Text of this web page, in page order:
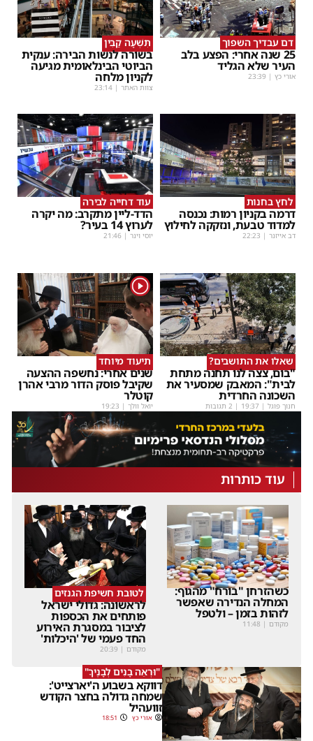
דם עבדיך השפוך
25 שנה אחרי: הפצע בלב
העיר שלא הגליד
אורי כץ |
23:39
תִּשְׁעָה קַבִּין
בשורה לנשות הבירה: ענקית
הביוטי הבינלאומית מגיעה
לקניון מלחה
צוות האתר |
23:14
לחץ בחנות
דרמה בקניון רמות: נכנסה
למדוד טבעת, ונזקקה לחילוץ
דב אייזנר |
22:23
עוד דחייה לבירה
הדד-ליין מתקרב: מה יקרה
לערוץ 14 בעיר?
יוסי וינר |
21:46
שאלו את התושבים?
"בום, צצה לנו תחנה מתחת
לבית": המאבק שמסעיר את
השכונה החרדית
חנוך פוגל |
19:37 | 2 תגובות
1
תיעוד מיוחד
שנים אחרי: נחשפה ההצעה
שקיבל פוסק הדור מרבי אהרן
קוטלר
יואל וולך |
19:23
עוד כותרות
כשהזרחן "בורח" מהגוף:
המחלה הנדירה שאפשר
לזהות בזמן – ולטפל
מקודם |
11:48
לטובת חשיפת הגנזים
לראשונה: גדולי ישראל
פותחים את הכספות
לציבור במסגרת האירוע
החד פעמי של 'היכלות'
מקודם |
20:39
"וּרְאֵה בָנִים לְבָנֶיךָ"
דווקא בשבוע ה'יארצייט':
שמחה גדולה בחצר הקודש
זוועהיל
אורי כץ 18:51